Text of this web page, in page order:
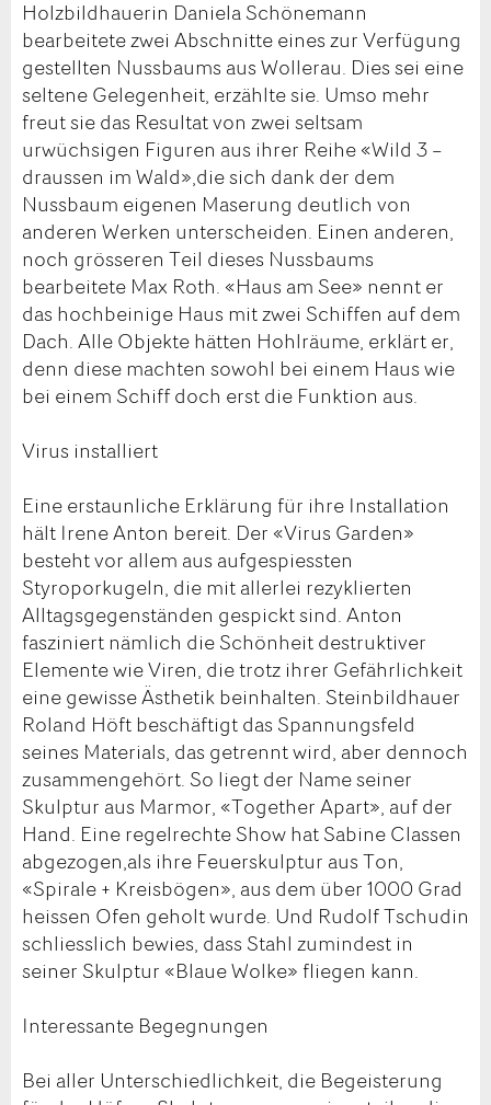
Holzbildhauerin Daniela Schönemann
bearbeitete zwei Abschnitte eines zur Verfügung
gestellten Nussbaums aus Wollerau. Dies sei eine
seltene Gelegenheit, erzählte sie. Umso mehr
freut sie das Resultat von zwei seltsam
urwüchsigen Figuren aus ihrer Reihe «Wild 3 –
draussen im Wald»,die sich dank der dem
Nussbaum eigenen Maserung deutlich von
anderen Werken unterscheiden. Einen anderen,
noch grösseren Teil dieses Nussbaums
bearbeitete Max Roth. «Haus am See» nennt er
das hochbeinige Haus mit zwei Schiffen auf dem
Dach. Alle Objekte hätten Hohlräume, erklärt er,
denn diese machten sowohl bei einem Haus wie
bei einem Schiff doch erst die Funktion aus.
Virus installiert
Eine erstaunliche Erklärung für ihre Installation
hält Irene Anton bereit. Der «Virus Garden»
besteht vor allem aus aufgespiessten
Styroporkugeln, die mit allerlei rezyklierten
Alltagsgegenständen gespickt sind. Anton
fasziniert nämlich die Schönheit destruktiver
Elemente wie Viren, die trotz ihrer Gefährlichkeit
eine gewisse Ästhetik beinhalten. Steinbildhauer
Roland Höft beschäftigt das Spannungsfeld
seines Materials, das getrennt wird, aber dennoch
zusammengehört. So liegt der Name seiner
Skulptur aus Marmor, «Together Apart», auf der
Hand. Eine regelrechte Show hat Sabine Classen
abgezogen,als ihre Feuerskulptur aus Ton,
«Spirale + Kreisbögen», aus dem über 1000 Grad
heissen Ofen geholt wurde. Und Rudolf Tschudin
schliesslich bewies, dass Stahl zumindest in
seiner Skulptur «Blaue Wolke» fliegen kann.
Interessante Begegnungen
Bei aller Unterschiedlichkeit, die Begeisterung